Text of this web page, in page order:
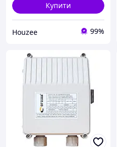
Купити
Houzee 99%